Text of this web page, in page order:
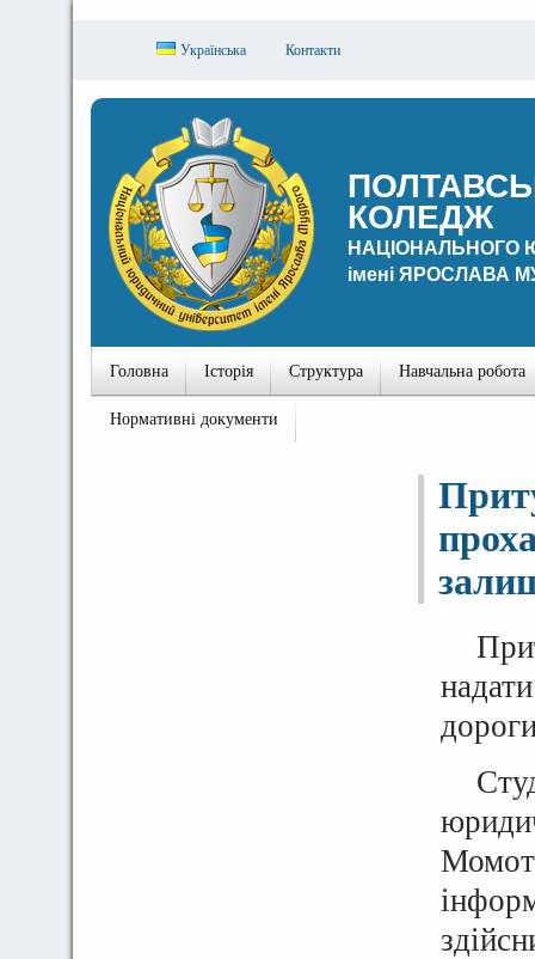
Українська Контакти
КОЛЕДЖ
НАЦІОНАЛЬНОГО
імені ЯРОСЛАВА
Головна Історія Структура Навчальна робота
Нормативні документи
Момот